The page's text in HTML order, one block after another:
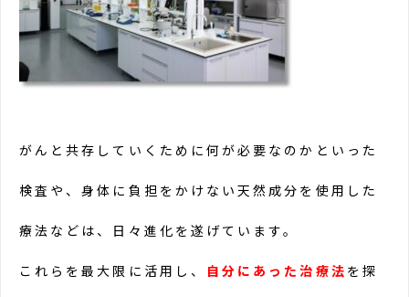
がんと共存していくために何が必要なのかといった
検査や、身体に負担をかけない天然成分を使用した
療法などは、日々進化を遂げています。
これらを最大限に活用し、 自分にあった治療法 を探